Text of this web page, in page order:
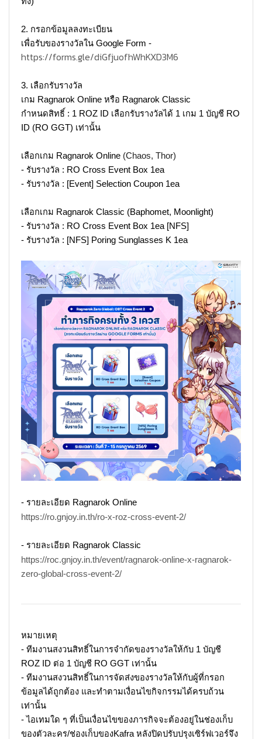
2. กรอกข้อมูลลงทะเบียน
เพื่อรับของรางวัลใน Google Form -
https://forms.gle/diGfjuofhWhKXD3M6
3. เลือกรับรางวัล
เกม Ragnarok Online หรือ Ragnarok Classic
กําหนดสิทธิ์ : 1 ROZ ID เลือกรับรางวัลได้ 1 เกม 1 บัญชี RO
ID (RO GGT) เท่านั้น
เลือกเกม Ragnarok Online (Chaos, Thor)
- รับรางวัล : RO Cross Event Box 1ea
- รับรางวัล : [Event] Selection Coupon 1ea
เลือกเกม Ragnarok Classic (Baphomet, Moonlight)
- รับรางวัล : RO Cross Event Box 1ea [NFS]
- รับรางวัล : [NFS] Poring Sunglasses K 1ea
- รายละเอียด Ragnarok Online
https://ro.gnjoy.in.th/ro-x-roz-cross-event-2/
- รายละเอียด Ragnarok Classic
https://roc.gnjoy.in.th/event/ragnarok-online-x-ragnarok-
zero-global-cross-event-2/
หมายเหตุ
- ทีมงานสงวนสิทธิ์ในการจำกัดของรางวัลให้กับ 1 บัญชี
ROZ ID ต่อ 1 บัญชี RO GGT เท่านั้น
- ทีมงานสงวนสิทธิ์ในการจัดส่งของรางวัลให้กับผู้ที่กรอก
ข้อมูลได้ถูกต้อง และทำตามเงื่อนไขกิจกรรมได้ครบถ้วน
เท่านั้น
- ไอเทมใด ๆ ที่เป็นเงื่อนไขของภารกิจจะต้องอยู่ในช่องเก็บ
ของตัวละคร/ช่องเก็บของKafra หลังปิดปรับปรุงเซิร์ฟเวอร์จึง